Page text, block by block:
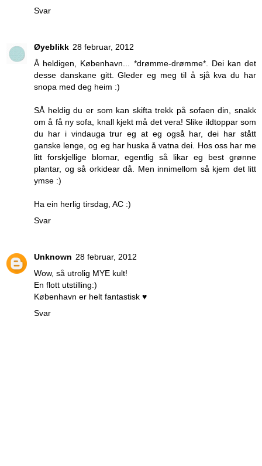
Svar
Øyeblikk 28 februar, 2012
Å heldigen, København... *drømme-drømme*. Dei kan det
desse danskane gitt. Gleder eg meg til å sjå kva du har
snopa med deg heim :)
SÅ heldig du er som kan skifta trekk på sofaen din, snakk
om å få ny sofa, knall kjekt må det vera! Slike ildtoppar som
du har i vindauga trur eg at eg også har, dei har stått
ganske lenge, og eg har huska å vatna dei. Hos oss har me
litt forskjellige blomar, egentlig så likar eg best grønne
plantar, og så orkidear då. Men innimellom så kjem det litt
ymse :)
Ha ein herlig tirsdag, AC :)
Svar
Unknown 28 februar, 2012
Wow, så utrolig MYE kult!
En flott utstilling:)
København er helt fantastisk ♥
Svar